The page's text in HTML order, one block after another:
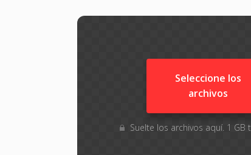
Seleccione los
archivos
Suelte los archivos aquí. 1